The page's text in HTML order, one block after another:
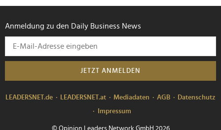
Anmeldung zu den Daily Business News
JETZT ANMELDEN
LEADERSNET.de LEADERSNET.at Mediadaten AGB
Datenschutz
Impressum